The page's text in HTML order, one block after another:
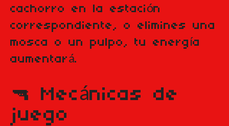
cachorro en la estación
correspondiente, o elimines una
mosca o un pulpo, tu energía
aumentará.
🔫 Mecánicas de
juego